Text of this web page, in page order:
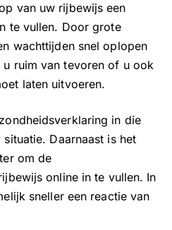
van uw rijbewijs een
te vullen. Door grote
wachttijden snel oplopen
ruim van tevoren of u ook
laten uitvoeren.
in die
Daarnaast is het
om de
online in te vullen. In
sneller een reactie van